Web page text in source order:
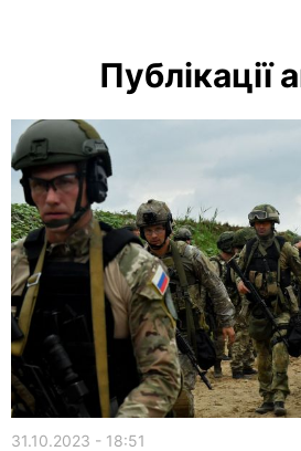
Публікації
31.10.2023 - 18:51